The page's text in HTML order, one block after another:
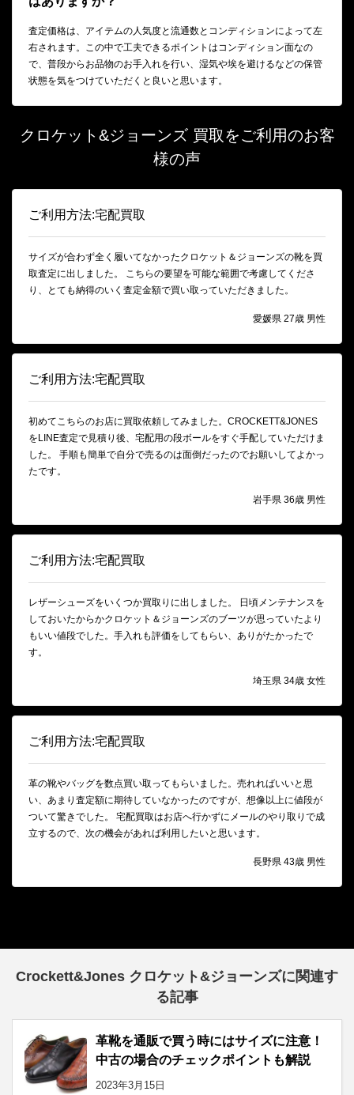
査定価格は、アイテムの人気度と流通数とコンディションによって左
右されます。この中で工夫できるポイントはコンディション面なの
で、普段からお品物のお手入れを行い、湿気や埃を避けるなどの保管
状態を気をつけていただくと良いと思います。
クロケット&ジョーンズ 買取をご利用のお客
様の声
ご利用方法:宅配買取
サイズが合わず全く履いてなかったクロケット＆ジョーンズの靴を買
取査定に出しました。 こちらの要望を可能な範囲で考慮してくださ
り、とても納得のいく査定金額で買い取っていただきました。
愛媛県 27歳 男性
ご利用方法:宅配買取
初めてこちらのお店に買取依頼してみました。CROCKETT&JONES
をLINE査定で見積り後、宅配用の段ボールをすぐ手配していただけま
した。 手順も簡単で自分で売るのは面倒だったのでお願いしてよかっ
たです。
岩手県 36歳 男性
ご利用方法:宅配買取
レザーシューズをいくつか買取りに出しました。 日頃メンテナンスを
しておいたからかクロケット＆ジョーンズのブーツが思っていたより
もいい値段でした。手入れも評価をしてもらい、ありがたかったで
す。
埼玉県 34歳 女性
ご利用方法:宅配買取
革の靴やバッグを数点買い取ってもらいました。売れればいいと思
い、あまり査定額に期待していなかったのですが、想像以上に値段が
ついて驚きでした。 宅配買取はお店へ行かずにメールのやり取りで成
立するので、次の機会があれば利用したいと思います。
長野県 43歳 男性
Crockett&Jones クロケット&ジョーンズに関連す
る記事
革靴を通販で買う時にはサイズに注意！
中古の場合のチェックポイントも解説
2023年3月15日